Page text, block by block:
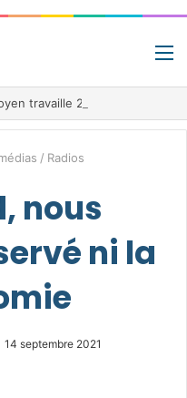
/ Radios
nous
ni la
14 septembre 2021